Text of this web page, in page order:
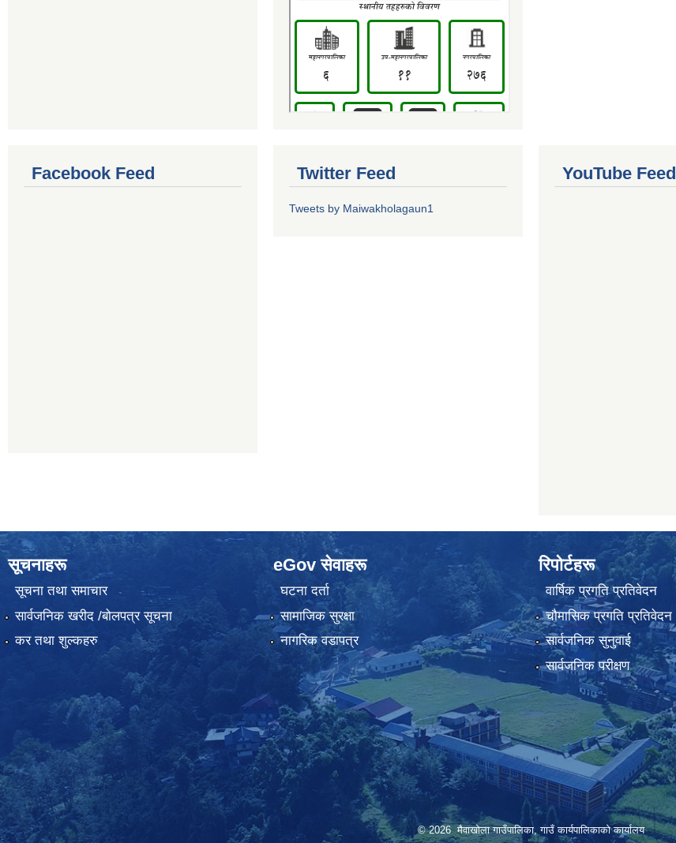
Facebook Feed Twitter Feed
Tweets by Maiwakholagaun1
YouTube Feed
सूचनाहरू
सूचना तथा समाचार
सार्वजनिक खरीद /बोलपत्र सूचना
कर तथा शुल्कहरु
eGov सेवाहरू
घटना दर्ता
सामाजिक सुरक्षा
नागरिक वडापत्र
रिपोर्टहरू
वार्षिक प्रगति प्रतिवेदन
चौमासिक प्रगति प्रतिवेदन
सार्वजनिक सुनुवाई
सार्वजनिक परीक्षण
© 2026 मैवाखोला गाउँपालिका, गाउँ कार्यपालिकाको कार्यालय